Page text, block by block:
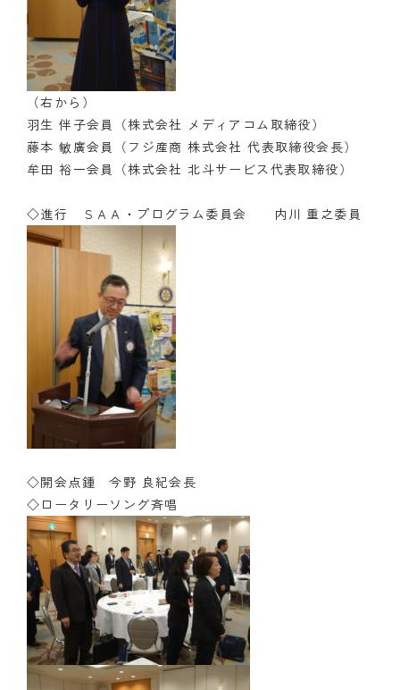
（右から）
羽生 伴子会員（株式会社 メディアコム取締役）
藤本 敏廣会員（フジ産商 株式会社 代表取締役会長）
牟田 裕一会員（株式会社 北斗サービス代表取締役）
◇進行 ＳＡＡ・プログラム委員会 内川 重之委員
◇開会点鍾 今野 良紀会長
◇ロータリーソング斉唱